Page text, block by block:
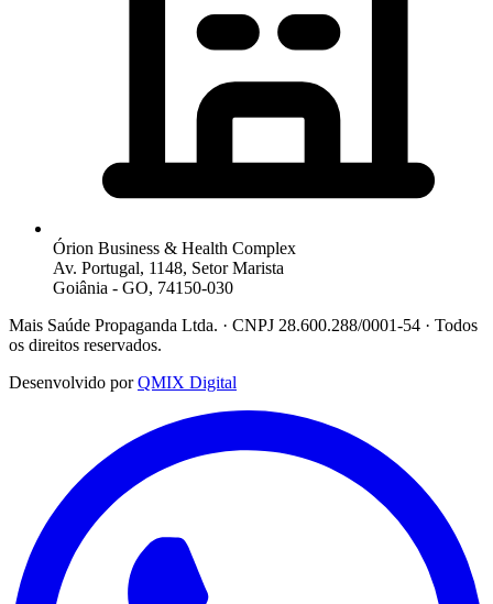
Órion Business & Health Complex
Av. Portugal, 1148, Setor Marista
Goiânia - GO, 74150-030
Mais Saúde Propaganda Ltda. · CNPJ 28.600.288/0001-54 · Todos
os direitos reservados.
Desenvolvido por QMIX Digital